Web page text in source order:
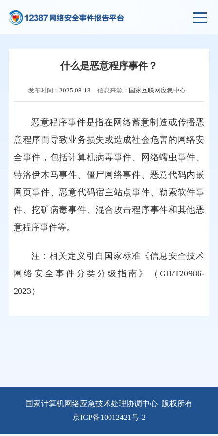
什么是恶意程序事件？
发布时间： 2025-08-13 信息来源： 国家互联网应急中心
恶意程序事件是指在网络蓄意制造或传播恶
意程序而导致业务损失或造成社会危害的网络安
全事件，包括计算机病毒事件、网络蠕虫事件、
特洛伊木马事件、僵尸网络事件、恶意代码内嵌
网页事件、恶意代码宿主站点事件、勒索软件事
件、挖矿病毒事件、混合攻击程序事件和其他恶
意程序事件等。
注：相关定义引自国家标准《信息安全技术
网络安全事件分类分级指南》（GB/T20986-
2023）
国家计算机网络应急技术处理协调中心 版权所有
京ICP备10012421号-2